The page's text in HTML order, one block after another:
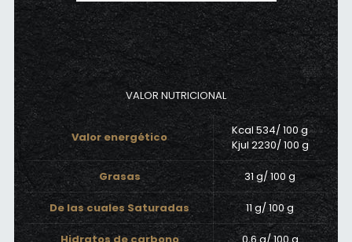
VALOR NUTRICIONAL
Valor energético
Kcal 534/ 100 g
Kjul 2230/ 100 g
Grasas 31 g/ 100 g
De las cuales Saturadas 11 g/ 100 g